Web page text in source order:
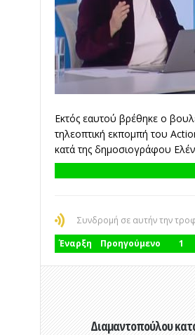
Εκτός εαυτού βρέθηκε ο
τηλεοπτική εκπομπή του
κατά της δημοσιογράφου
Συνδρομή σε αυτήν την
Έναρξη
Προηγούμενο 1
Διαμαντοπούλου